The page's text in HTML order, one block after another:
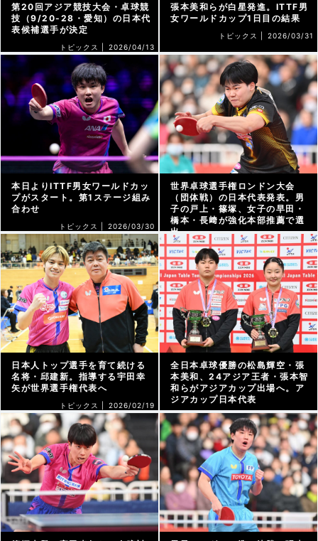
第20回アジア競技大会・卓球競
技（9/20-28・愛知）の日本代
表候補選手が決定
トピックス | 2026/04/13
張本美和らが白星発進。ITTF男
女ワールドカップ1日目の結果
トピックス | 2026/03/31
本日よりITTF男女ワールドカッ
プがスタート。第1ステージ組み
合わせ
トピックス | 2026/03/30
世界卓球選手権ロンドン大会
（団体戦）の日本代表発表。男
子の戸上・篠塚、女子の早田・
橋本・長﨑が強化本部推薦で選
出
トピックス | 2026/02/25
日本人トップ選手を育て続ける
名将・邱建新。指導する宇田幸
矢が世界選手権代表へ
トピックス | 2026/02/19
全日本卓球優勝の松島輝空・張
本美和、24アジア王者・張本智
和らがアジアカップ出場へ。ア
ジアカップ日本代表
トピックス | 2026/01/27